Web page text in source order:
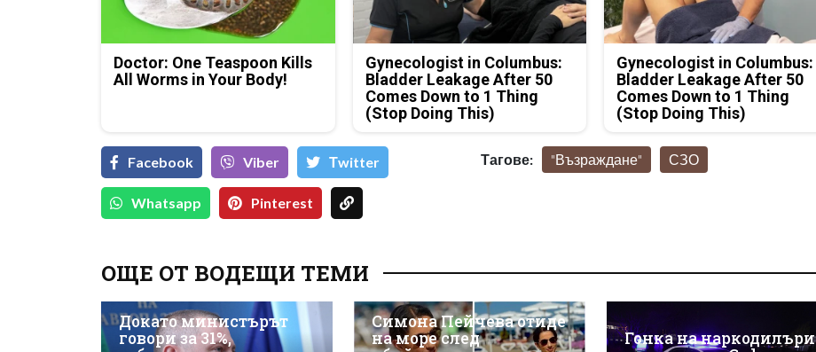
Doctor: One Teaspoon Kills
All Worms in Your Body!
Gynecologist in Columbus:
Bladder Leakage After 50
Comes Down to 1 Thing
(Stop Doing This)
Gynecologist in Columbus:
Bladder Leakage After 50
Comes Down to 1 Thing
(Stop Doing This)
Facebook Viber Тwitter
Whatsapp Pinterest
Тагове: "Възраждане" СЗО
ОЩЕ ОТ ВОДЕЩИ ТЕМИ
Докато министърът
говори за 31%,
Симона Пейчева отиде
на море след
Гонка на наркодилъри